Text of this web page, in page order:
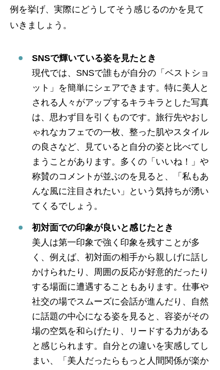
例を挙げ、実際にどうしてそう感じるのかを見て
いきましょう。
SNSで輝いている姿を見たとき
現代では、SNSで誰もが自分の「ベストショ
ット」を簡単にシェアできます。特に美人と
される人々がアップするキラキラとした写真
は、思わず目を引くものです。旅行先やおし
ゃれなカフェでの一枚、整った肌やスタイル
の良さなど、見ていると自分の姿と比べてし
まうことがあります。多くの「いいね！」や
称賛のコメントが並ぶのを見ると、「私もあ
んな風に注目されたい」という気持ちが湧い
てくるでしょう。
初対面での印象が良いと感じたとき
美人は第一印象で強く印象を残すことが多
く、例えば、初対面の相手から親しげに話し
かけられたり、周囲の反応が好意的だったり
する場面に遭遇することもあります。仕事や
社交の場でスムーズに会話が進んだり、自然
に話題の中心になる姿を見ると、容姿がその
場の空気を和らげたり、リードする力がある
と感じられます。自分との違いを実感してし
まい、「美人だったらもっと人間関係が楽か